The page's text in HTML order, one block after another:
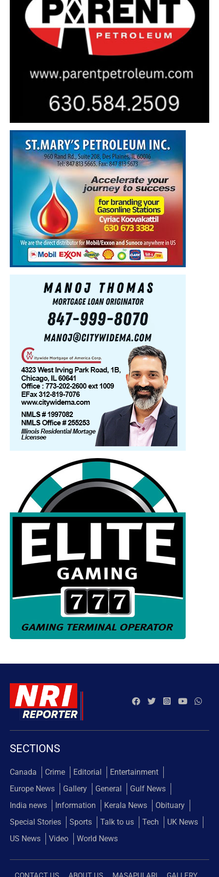
SECTIONS
Canada Crime Editorial
Entertainment
Europe News
Gallery General
Gulf News
India news
Information Kerala News
Obituary
Special Stories
Sports Talk to us Tech
UK News
US News
Video World News